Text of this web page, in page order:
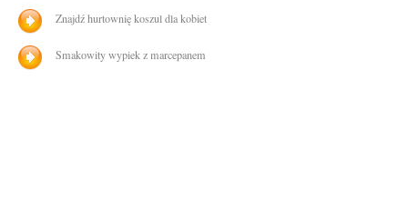
Znajdź hurtownię koszul dla kobiet
Smakowity wypiek z marcepanem